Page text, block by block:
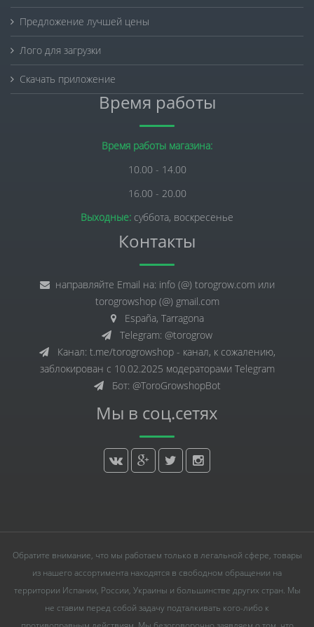
Предложение лучшей цены
Лого для загрузки
Скачать приложение
Время работы
Время работы магазина:
10.00 - 14.00
16.00 - 20.00
Выходные: суббота, воскресенье
Контакты
направляйте Email на: info (@) torogrow.com или
torogrowshop (@) gmail.com
España, Tarragona
Telegram: @torogrow
Канал: t.me/torogrowshop - канал, к сожалению,
заблокирован с 10.02.2025 модераторами Telegram
Бот: @ToroGrowshopBot
Мы в соц.сетях
Обратите внимание, что мы работаем только в легальной сфере, товары
из нашего ассортимента находятся в свободном обращении на
территории Испании, России, Украины и большинстве других стран. Мы
не ставим перед собой задачу подталкивать кого-либо к